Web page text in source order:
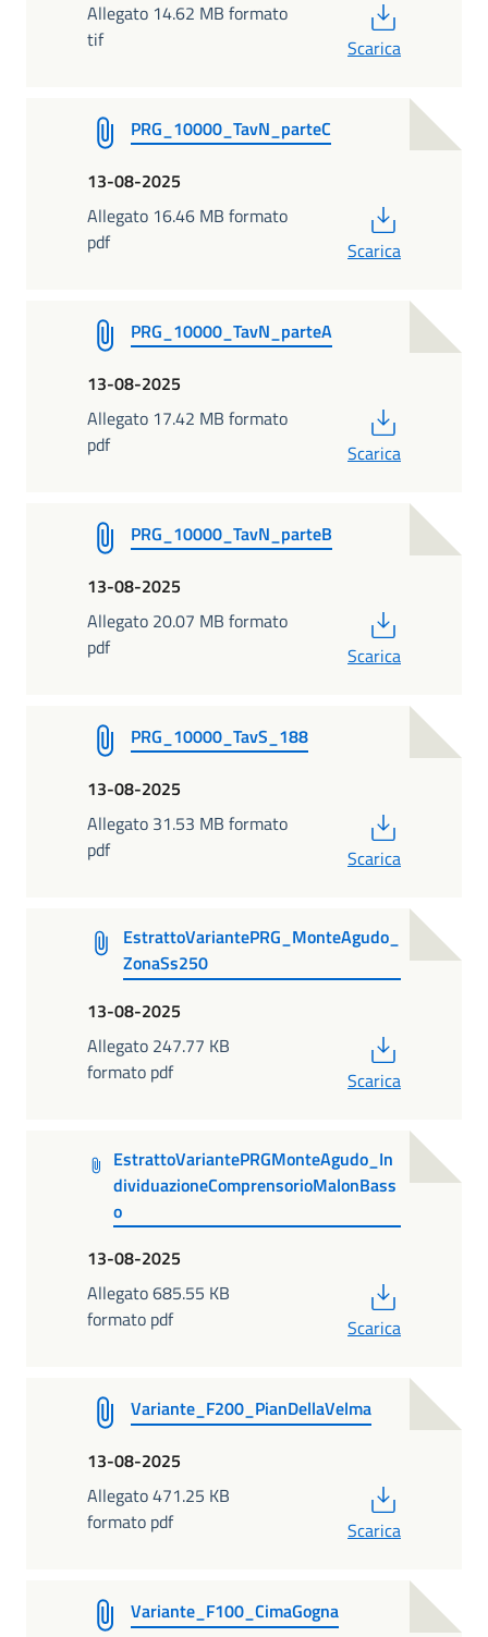
Allegato 14.62 MB formato
tif
Scarica
PRG_10000_TavN_parteC
13-08-2025
Allegato 16.46 MB formato
pdf
Scarica
PRG_10000_TavN_parteA
13-08-2025
Allegato 17.42 MB formato
pdf
Scarica
PRG_10000_TavN_parteB
13-08-2025
Allegato 20.07 MB formato
pdf
Scarica
PRG_10000_TavS_188
13-08-2025
Allegato 31.53 MB formato
pdf
Scarica
EstrattoVariantePRG_MonteAgudo_
ZonaSs250
13-08-2025
Allegato 247.77 KB
formato pdf
Scarica
EstrattoVariantePRGMonteAgudo_In
dividuazioneComprensorioMalonBass
o
13-08-2025
Allegato 685.55 KB
formato pdf
Scarica
Variante_F200_PianDellaVelma
13-08-2025
Allegato 471.25 KB
formato pdf
Scarica
Variante_F100_CimaGogna